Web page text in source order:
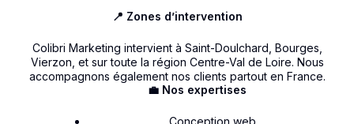
💼 Nos expertises
📍 Zones d’intervention
Colibri Marketing intervient à Saint-Doulchard, Bourges,
Vierzon, et sur toute la région Centre-Val de Loire. Nous
accompagnons également nos clients partout en France.